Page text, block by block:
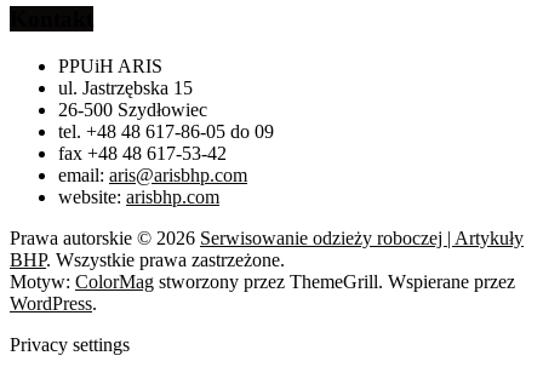
PPUiH ARIS
ul. Jastrzębska 15
26-500 Szydłowiec
tel. +48 48 617-86-05 do 09
fax +48 48 617-53-42
email: aris@arisbhp.com
website: arisbhp.com
Prawa autorskie © 2026 Serwisowanie odzieży roboczej | Artykuły
BHP. Wszystkie prawa zastrzeżone.
Motyw: ColorMag stworzony przez ThemeGrill. Wspierane przez
WordPress.
Privacy settings